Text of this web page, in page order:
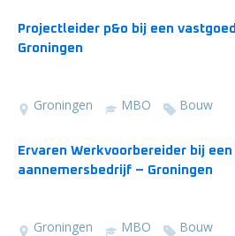
Projectleider p&o bij een
Groningen
Groningen MBO Bouw
Ervaren Werkvoorbereider bij
aannemersbedrijf – Groningen
Groningen MBO Bouw